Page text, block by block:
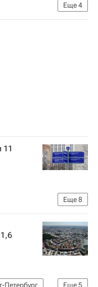
Еще4
11
Еще8
Еще5
Петербург